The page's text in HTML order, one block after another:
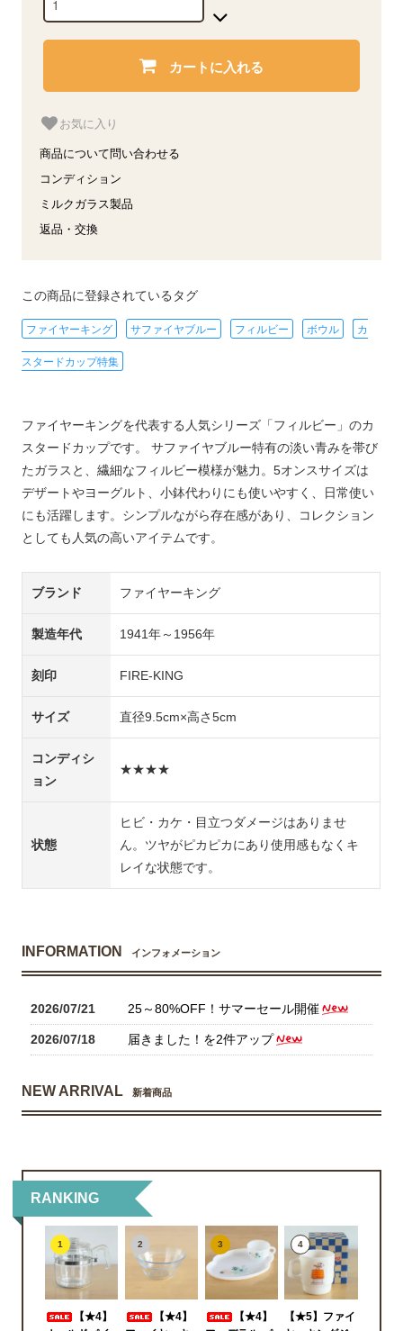
カートに入れる
お気に入り
商品について問い合わせる
コンディション
ミルクガラス製品
返品・交換
この商品に登録されているタグ
ファイヤーキング サファイヤブルー フィルビー ボウル カ
スタードカップ特集
ファイヤーキングを代表する人気シリーズ「フィルビー」のカ
スタードカップです。 サファイヤブルー特有の淡い青みを帯び
たガラスと、繊細なフィルビー模様が魅力。5オンスサイズは
デザートやヨーグルト、小鉢代わりにも使いやすく、日常使い
にも活躍します。シンプルながら存在感があり、コレクション
としても人気の高いアイテムです。
ブランド ファイヤーキング
製造年代 1941年～1956年
刻印 FIRE-KING
サイズ 直径9.5cm×高さ5cm
コンディシ
ョン
★★★★
状態
ヒビ・カケ・目立つダメージはありませ
ん。ツヤがピカピカにあり使用感もなくキ
レイな状態です。
INFORMATION インフォメーション
2026/07/21 25～80%OFF！サマーセール開催
2026/07/18 届きました！を2件アップ
NEW ARRIVAL 新着商品
RANKING
1
【★4】
2
【★4】
3
【★4】
4
【★5】ファイ